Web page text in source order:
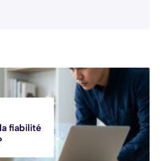
fiabilité